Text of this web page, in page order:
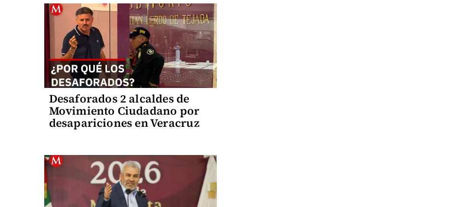
Desaforados 2 alcaldes de
Movimiento Ciudadano por
desapariciones en Veracruz